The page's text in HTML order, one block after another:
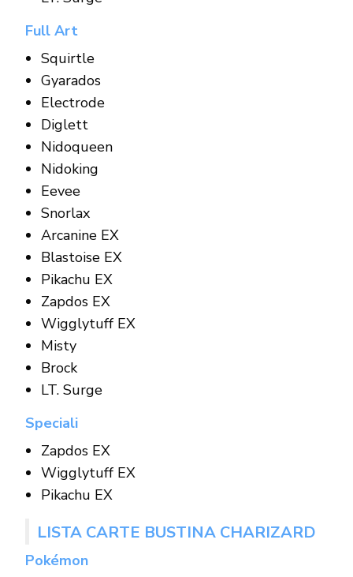
Full Art
Squirtle
Gyarados
Electrode
Diglett
Nidoqueen
Nidoking
Eevee
Snorlax
Arcanine EX
Blastoise EX
Pikachu EX
Zapdos EX
Wigglytuff EX
Misty
Brock
LT. Surge
Speciali
Zapdos EX
Wigglytuff EX
Pikachu EX
LISTA CARTE BUSTINA CHARIZARD
Pokémon